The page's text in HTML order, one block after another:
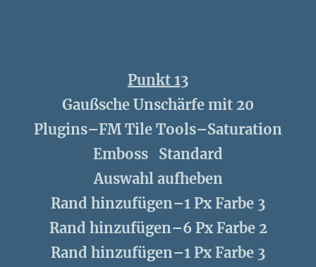
Punkt 13
Gaußsche Unschärfe mit 20
Plugins–FM Tile Tools–Saturation
Emboss Standard
Auswahl aufheben
Rand hinzufügen–1 Px Farbe 3
Rand hinzufügen–6 Px Farbe 2
Rand hinzufügen–1 Px Farbe 3